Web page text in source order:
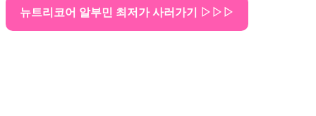
뉴트리코어 알부민 최저가 사러가기 ▷▷▷